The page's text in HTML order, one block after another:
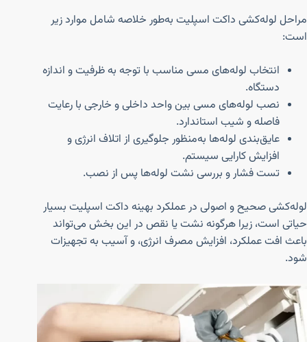
مراحل لوله‌کشی داکت اسپلیت به‌طور خلاصه شامل موارد زیر
است:
انتخاب لوله‌های مسی مناسب با توجه به ظرفیت و اندازه
دستگاه.
نصب لوله‌های مسی بین واحد داخلی و خارجی با رعایت
فاصله و شیب استاندارد.
عایق‌بندی لوله‌ها به‌منظور جلوگیری از اتلاف انرژی و
افزایش کارایی سیستم.
تست فشار و بررسی نشت لوله‌ها پس از نصب.
لوله‌کشی صحیح و اصولی در عملکرد بهینه داکت اسپلیت بسیار
حیاتی است، زیرا هرگونه نشت یا نقص در این بخش می‌تواند
باعث افت عملکرد، افزایش مصرف انرژی، و آسیب به تجهیزات
شود.